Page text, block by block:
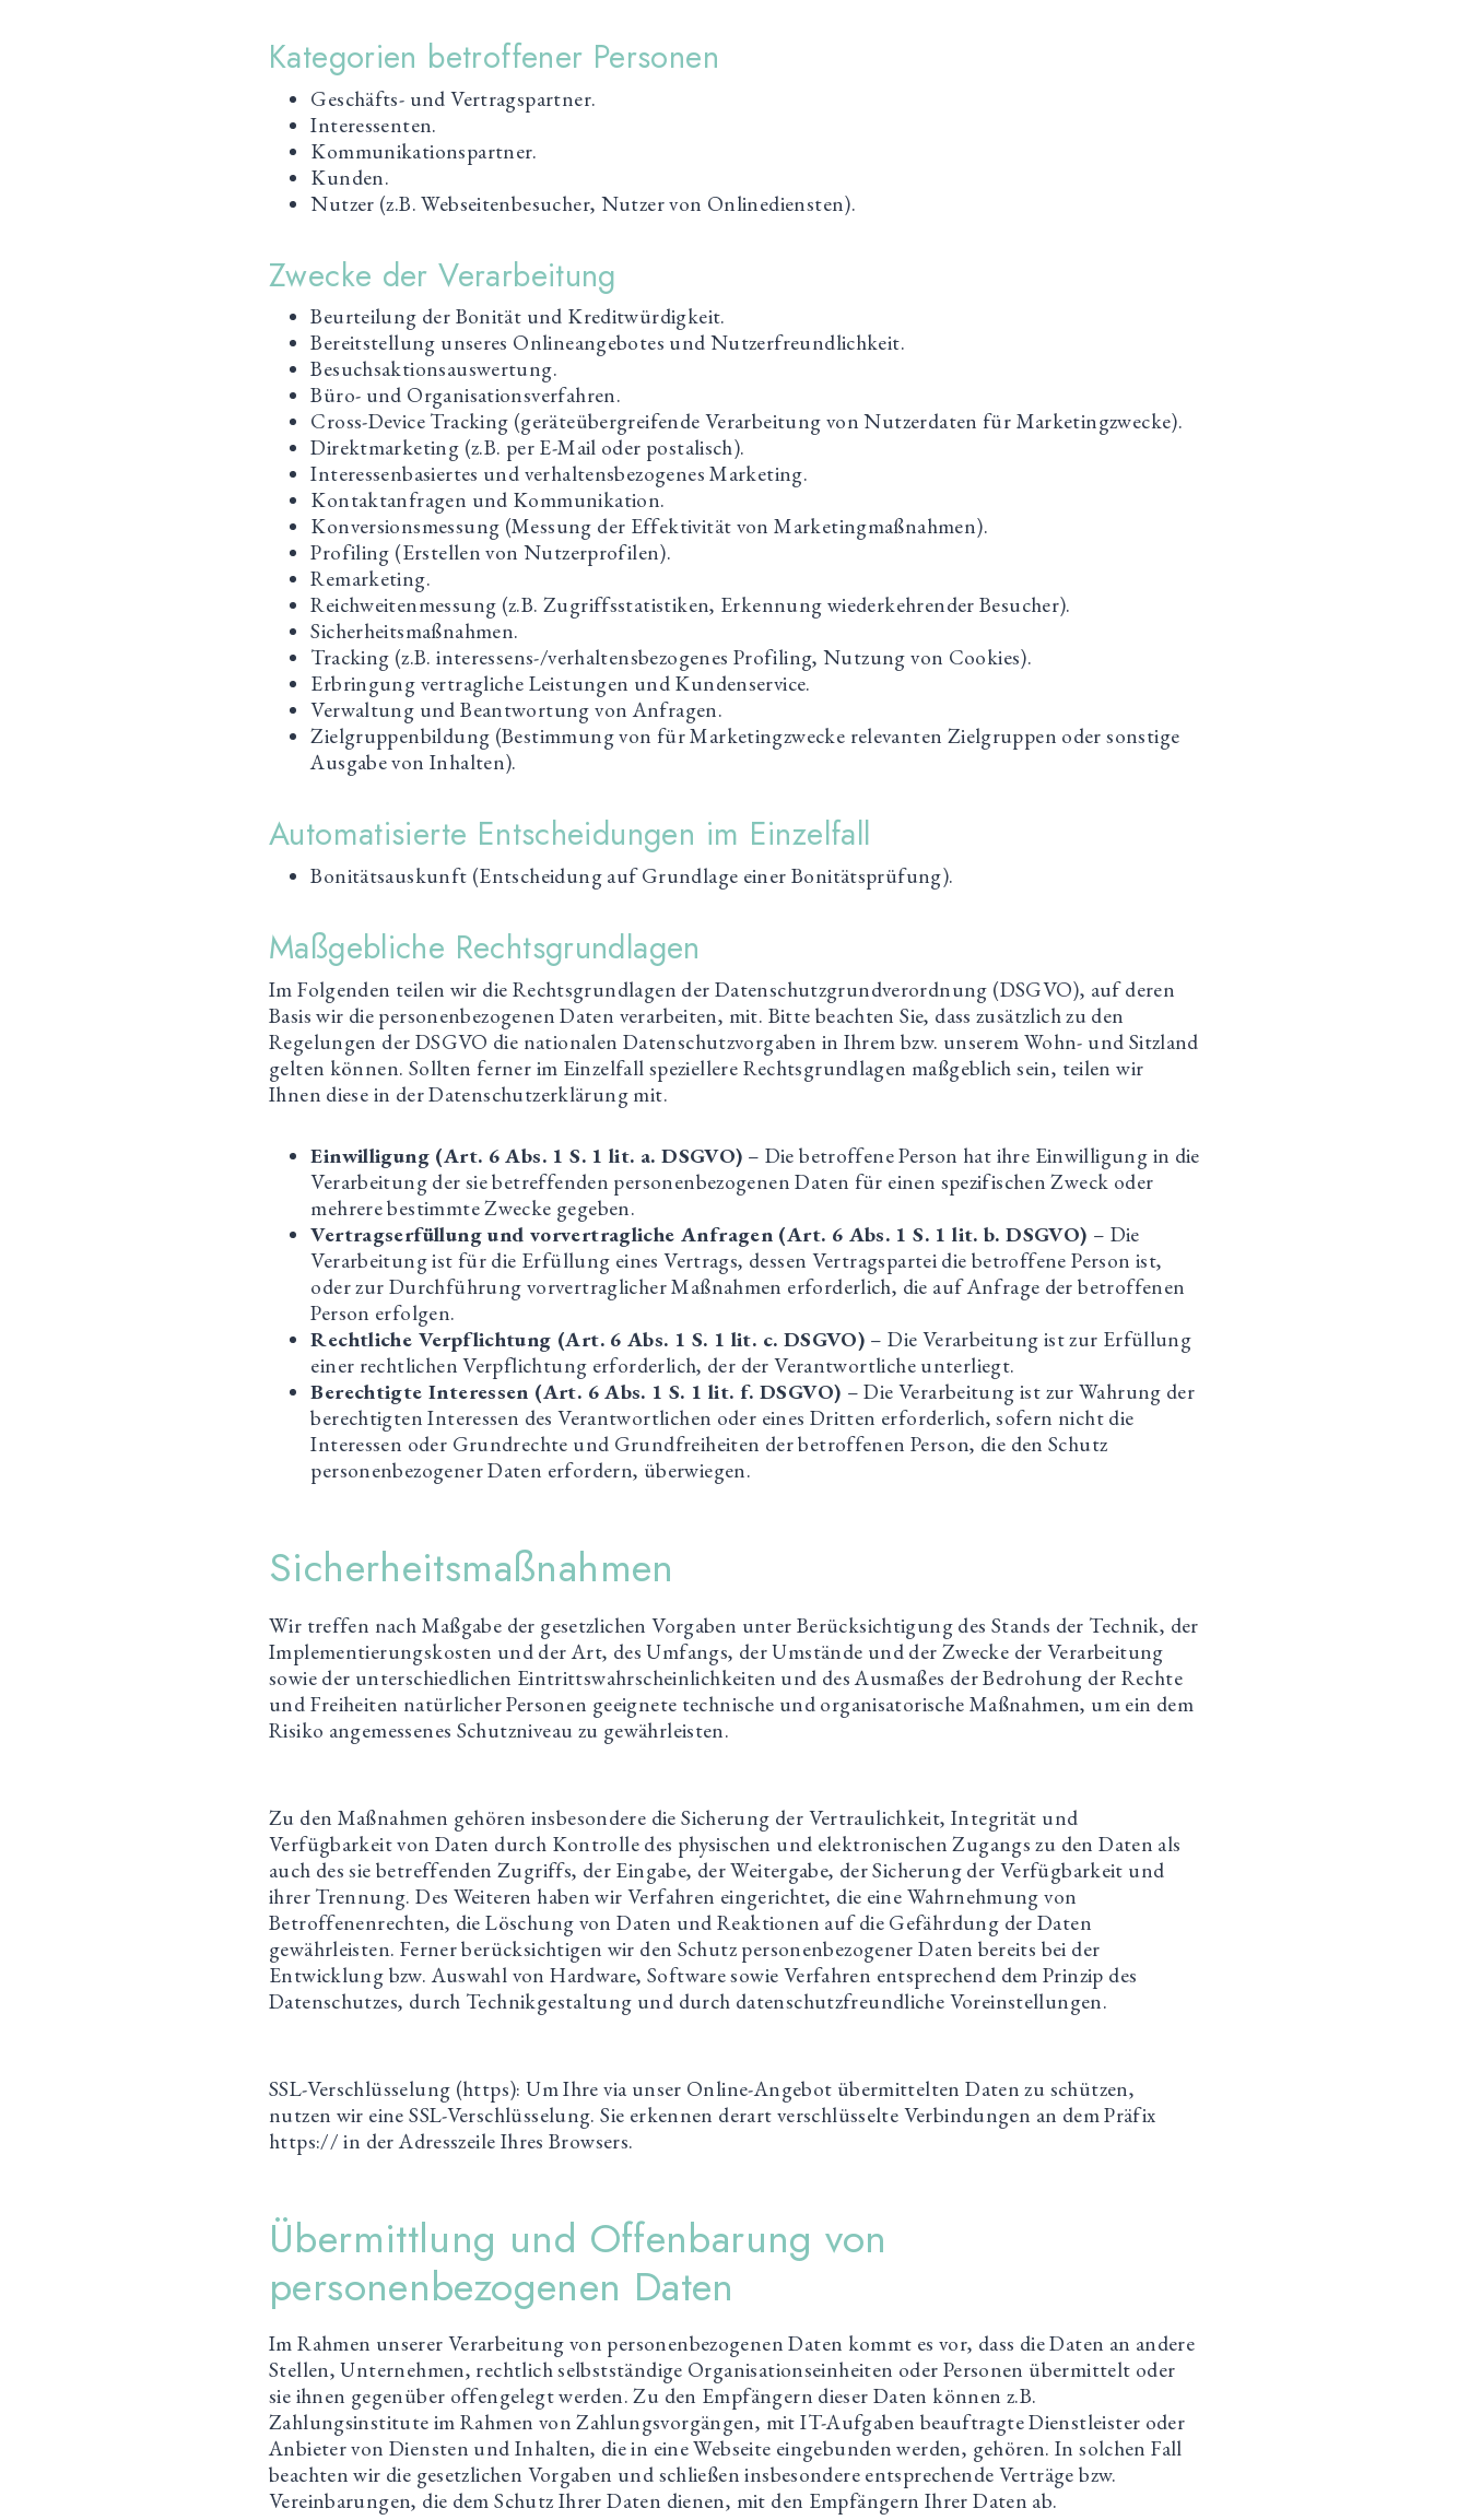
Kategorien betroffener Personen
Geschäfts- und Vertragspartner.
Interessenten.
Kommunikationspartner.
Kunden.
Nutzer (z.B. Webseitenbesucher, Nutzer von Onlinediensten).
Zwecke der Verarbeitung
Beurteilung der Bonität und Kreditwürdigkeit.
Bereitstellung unseres Onlineangebotes und Nutzerfreundlichkeit.
Besuchsaktionsauswertung.
Büro- und Organisationsverfahren.
Cross-Device Tracking (geräteübergreifende Verarbeitung von Nutzerdaten für Marketingzwecke).
Direktmarketing (z.B. per E-Mail oder postalisch).
Interessenbasiertes und verhaltensbezogenes Marketing.
Kontaktanfragen und Kommunikation.
Konversionsmessung (Messung der Effektivität von Marketingmaßnahmen).
Profiling (Erstellen von Nutzerprofilen).
Remarketing.
Reichweitenmessung (z.B. Zugriffsstatistiken, Erkennung wiederkehrender Besucher).
Sicherheitsmaßnahmen.
Tracking (z.B. interessens-/verhaltensbezogenes Profiling, Nutzung von Cookies).
Erbringung vertragliche Leistungen und Kundenservice.
Verwaltung und Beantwortung von Anfragen.
Zielgruppenbildung (Bestimmung von für Marketingzwecke relevanten Zielgruppen oder sonstige
Ausgabe von Inhalten).
Automatisierte Entscheidungen im Einzelfall
Bonitätsauskunft (Entscheidung auf Grundlage einer Bonitätsprüfung).
Maßgebliche Rechtsgrundlagen
Im Folgenden teilen wir die Rechtsgrundlagen der Datenschutzgrundverordnung (DSGVO), auf deren
Basis wir die personenbezogenen Daten verarbeiten, mit. Bitte beachten Sie, dass zusätzlich zu den
Regelungen der DSGVO die nationalen Datenschutzvorgaben in Ihrem bzw. unserem Wohn- und Sitzland
gelten können. Sollten ferner im Einzelfall speziellere Rechtsgrundlagen maßgeblich sein, teilen wir
Ihnen diese in der Datenschutzerklärung mit.
Einwilligung (Art. 6 Abs. 1 S. 1 lit. a. DSGVO) – Die betroffene Person hat ihre Einwilligung in die
Verarbeitung der sie betreffenden personenbezogenen Daten für einen spezifischen Zweck oder
mehrere bestimmte Zwecke gegeben.
Vertragserfüllung und vorvertragliche Anfragen (Art. 6 Abs. 1 S. 1 lit. b. DSGVO) – Die
Verarbeitung ist für die Erfüllung eines Vertrags, dessen Vertragspartei die betroffene Person ist,
oder zur Durchführung vorvertraglicher Maßnahmen erforderlich, die auf Anfrage der betroffenen
Person erfolgen.
Rechtliche Verpflichtung (Art. 6 Abs. 1 S. 1 lit. c. DSGVO) – Die Verarbeitung ist zur Erfüllung
einer rechtlichen Verpflichtung erforderlich, der der Verantwortliche unterliegt.
Berechtigte Interessen (Art. 6 Abs. 1 S. 1 lit. f. DSGVO) – Die Verarbeitung ist zur Wahrung der
berechtigten Interessen des Verantwortlichen oder eines Dritten erforderlich, sofern nicht die
Interessen oder Grundrechte und Grundfreiheiten der betroffenen Person, die den Schutz
personenbezogener Daten erfordern, überwiegen.
Sicherheitsmaßnahmen
Wir treffen nach Maßgabe der gesetzlichen Vorgaben unter Berücksichtigung des Stands der Technik, der
Implementierungskosten und der Art, des Umfangs, der Umstände und der Zwecke der Verarbeitung
sowie der unterschiedlichen Eintrittswahrscheinlichkeiten und des Ausmaßes der Bedrohung der Rechte
und Freiheiten natürlicher Personen geeignete technische und organisatorische Maßnahmen, um ein dem
Risiko angemessenes Schutzniveau zu gewährleisten.
Zu den Maßnahmen gehören insbesondere die Sicherung der Vertraulichkeit, Integrität und
Verfügbarkeit von Daten durch Kontrolle des physischen und elektronischen Zugangs zu den Daten als
auch des sie betreffenden Zugriffs, der Eingabe, der Weitergabe, der Sicherung der Verfügbarkeit und
ihrer Trennung. Des Weiteren haben wir Verfahren eingerichtet, die eine Wahrnehmung von
Betroffenenrechten, die Löschung von Daten und Reaktionen auf die Gefährdung der Daten
gewährleisten. Ferner berücksichtigen wir den Schutz personenbezogener Daten bereits bei der
Entwicklung bzw. Auswahl von Hardware, Software sowie Verfahren entsprechend dem Prinzip des
Datenschutzes, durch Technikgestaltung und durch datenschutzfreundliche Voreinstellungen.
SSL-Verschlüsselung (https): Um Ihre via unser Online-Angebot übermittelten Daten zu schützen,
nutzen wir eine SSL-Verschlüsselung. Sie erkennen derart verschlüsselte Verbindungen an dem Präfix
https:// in der Adresszeile Ihres Browsers.
Übermittlung und Offenbarung von
personenbezogenen Daten
Im Rahmen unserer Verarbeitung von personenbezogenen Daten kommt es vor, dass die Daten an andere
Stellen, Unternehmen, rechtlich selbstständige Organisationseinheiten oder Personen übermittelt oder
sie ihnen gegenüber offengelegt werden. Zu den Empfängern dieser Daten können z.B.
Zahlungsinstitute im Rahmen von Zahlungsvorgängen, mit IT-Aufgaben beauftragte Dienstleister oder
Anbieter von Diensten und Inhalten, die in eine Webseite eingebunden werden, gehören. In solchen Fall
beachten wir die gesetzlichen Vorgaben und schließen insbesondere entsprechende Verträge bzw.
Vereinbarungen, die dem Schutz Ihrer Daten dienen, mit den Empfängern Ihrer Daten ab.